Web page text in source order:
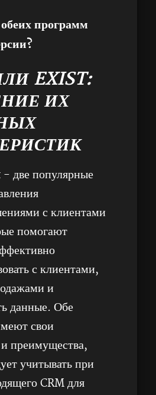
программ
EXIST:
ИХ
две популярные
с клиентами
помогают
с клиентами,
и
данные. Обе
свои
преимущества,
учитывать при
CRM для